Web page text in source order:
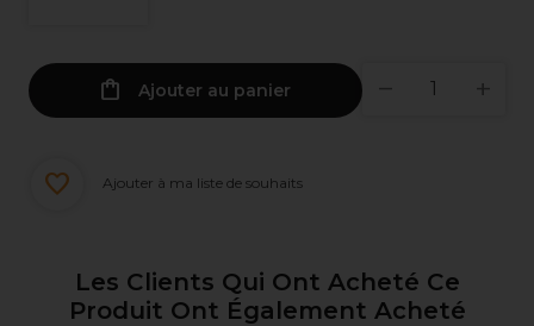
Ajouter au panier
Ajouter à ma liste de souhaits
Les Clients Qui Ont Acheté Ce
Produit Ont Également Acheté